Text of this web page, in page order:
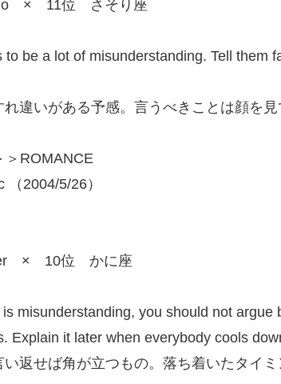
× 11位 さそり座
to be a lot of misunderstanding. Tell them
れ違いがある予感。言うべきことは顔を見
＞ROMANCE
（2004/5/26）
× 10位 かに座
misunderstanding, you should not argue
Explain it later when everybody cools
い返せば角が立つもの。落ち着いたタイミ